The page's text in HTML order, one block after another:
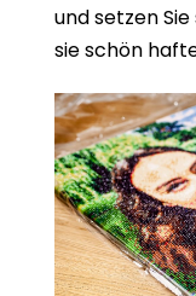
und setzen
sie schön